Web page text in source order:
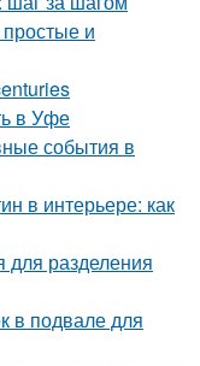
и
в Уфе
события в
в интерьере: как
разделения
в подвале для